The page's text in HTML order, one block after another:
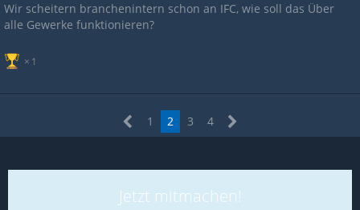
Wir scheitern branchenintern schon an IFC, wie soll das Über
alle Gewerke funktionieren?
1
1 2 3 4
Jetzt mitmachen!